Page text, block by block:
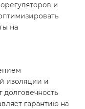
и
на
изоляции и
долговечность
гарантию на